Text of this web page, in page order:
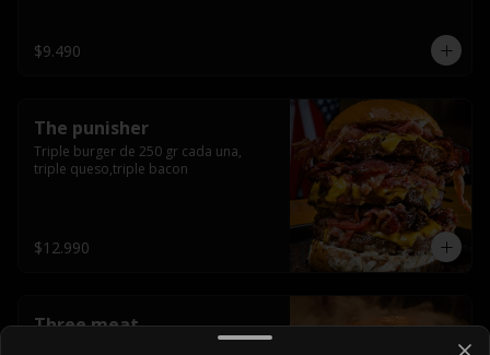
$9.490
The punisher
Triple burger de 250 gr cada una,
triple queso,triple bacon
$12.990
Three meat